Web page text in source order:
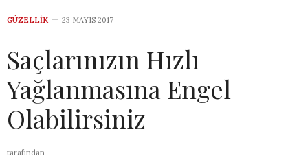
GÜZELLIK 23 MAYIS 2017
Saçlarınızın Hızlı
Yağlanmasına Engel
Olabilirsiniz
tarafından